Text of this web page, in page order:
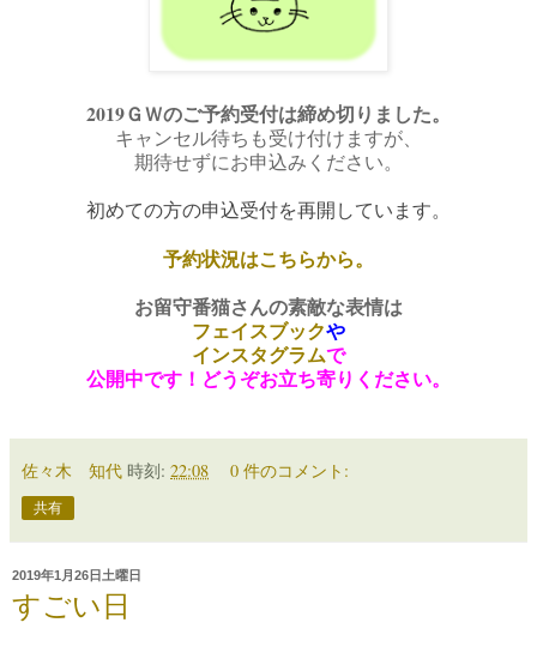
2019ＧＷのご予約受付は締め切りました。
キャンセル待ちも受け付けますが、
期待せずにお申込みください。
初めての方の申込受付を再開しています。
予約状況はこちらから。
お留守番猫さんの素敵な表情は
フェイスブックや
インスタグラムで
公開中です！どうぞお立ち寄りください。
佐々木 知代 時刻: 22:08 0 件のコメント:
共有
2019年1月26日土曜日
すごい日